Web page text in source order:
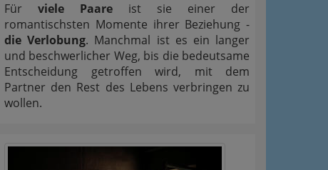
Für viele Paare ist sie einer der
romantischsten Momente ihrer Beziehung -
die Verlobung. Manchmal ist es ein langer
und beschwerlicher Weg, bis die bedeutsame
Entscheidung getroffen wird, mit dem
Partner den Rest des Lebens verbringen zu
wollen.